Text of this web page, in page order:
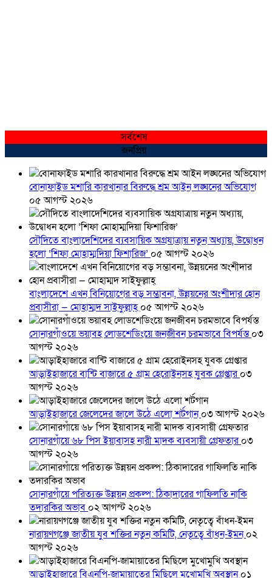
সর্বশেষ
জনপ্রিয়
বোনাফাইড মশারি কারখানার বিরুদ্ধে শ্রম আইন লঙ্ঘনের অভিযোগ
০৫ আগস্ট ২০২৬
সৌদিতে বাংলাদেশিদের ব্যবসায়িক অগ্রযাত্রায় নতুন অধ্যায়, উদ্বোধন
হলো ‘শিফা মোহাম্মদিয়া ফিশারিজ’ ০৫ আগস্ট ২০২৬
বাংলাদেশে এখন বিনিয়োগের বড় সম্ভাবনা, উন্নয়নের অংশীদার হোন
প্রবাসীরা — মোহাম্মদ সাইফুল্লাহ্০৫ আগস্ট ২০২৬
সোনারগাঁওয়ে ভয়াবহ লোডশেডিংয়ে জনজীবন চরমভাবে বিপর্যস্ত০৩
আগস্ট ২০২৬
আড়াইহাজারে বান্টি বাজারে ৫ গ্রাম হেরোইনসহ যুবক গ্রেপ্তার০৩
আগস্ট ২০২৬
আড়াইহাজারে জেলেদের জালে উঠে এলো শর্টগান০৩ আগস্ট ২০২৬
সোনারগাঁয়ে ৬৮ পিস ইয়াবাসহ নারী মাদক ব্যবসায়ী গ্রেফতার০৩
আগস্ট ২০২৬
সোনারগাঁয়ে পরিত্যক্ত উন্নয়ন প্রকল্প: ঠিকাদারের গাফিলতি নাকি
তদারকির অভাব ০২ আগস্ট ২০২৬
নারায়ণগঞ্জে জাতীয় যুব শক্তির নতুন কমিটি, নেতৃত্বে বাঁধন-ইমন০২
আগস্ট ২০২৬
আড়াইহাজারে বিএনপি-জামায়াতের মিছিলে মুখোমুখি অবস্থান০১